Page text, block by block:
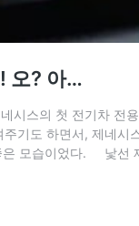
오? 아…
시스의 첫 전기차 전
기도 하면서, 제네
은 모습이었다. 낯선